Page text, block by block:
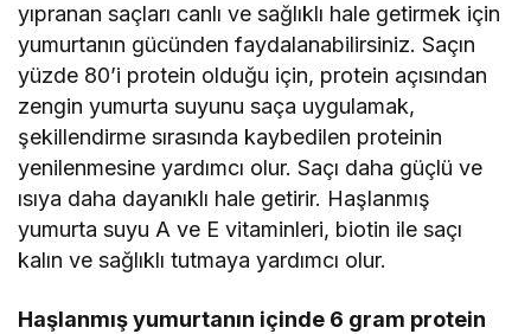
yıpranan saçları canlı ve sağlıklı hale getirmek için
yumurtanın gücünden faydalanabilirsiniz. Saçın
yüzde 80’i protein olduğu için, protein açısından
zengin yumurta suyunu saça uygulamak,
şekillendirme sırasında kaybedilen proteinin
yenilenmesine yardımcı olur. Saçı daha güçlü ve
ısıya daha dayanıklı hale getirir. Haşlanmış
yumurta suyu A ve E vitaminleri, biotin ile saçı
kalın ve sağlıklı tutmaya yardımcı olur.
Haşlanmış yumurtanın içinde 6 gram protein